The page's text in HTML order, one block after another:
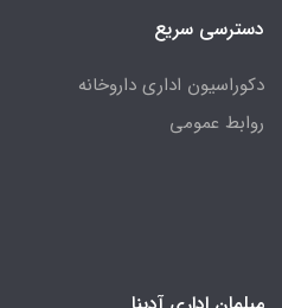
دسترسی سریع
دکوراسیون اداری داروخانه
روابط عمومی